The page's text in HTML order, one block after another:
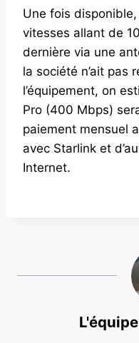
Une fois
vitesses allant de
dernière via une
la société n’ait pas
l’équipement, on
Pro (400 Mbps)
paiement mensuel
avec Starlink et
Internet.